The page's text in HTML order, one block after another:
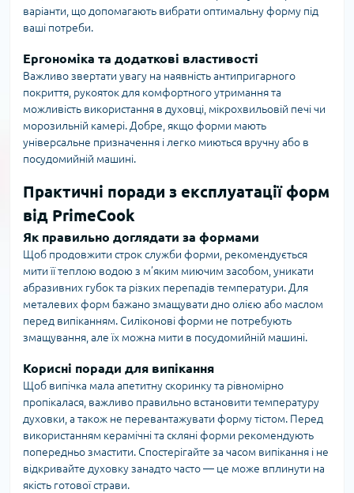
варіанти, що допомагають вибрати оптимальну форму під
ваші потреби.
Ергономіка та додаткові властивості
Важливо звертати увагу на наявність антипригарного
покриття, рукояток для комфортного утримання та
можливість використання в духовці, мікрохвильовій печі чи
морозильній камері. Добре, якщо форми мають
універсальне призначення і легко миються вручну або в
посудомийній машині.
Практичні поради з експлуатації форм
від PrimeCook
Як правильно доглядати за формами
Щоб продовжити строк служби форми, рекомендується
мити її теплою водою з м’яким миючим засобом, уникати
абразивних губок та різких перепадів температури. Для
металевих форм бажано змащувати дно олією або маслом
перед випіканням. Силіконові форми не потребують
змащування, але їх можна мити в посудомийній машині.
Корисні поради для випікання
Щоб випічка мала апетитну скоринку та рівномірно
пропікалася, важливо правильно встановити температуру
духовки, а також не перевантажувати форму тістом. Перед
використанням керамічні та скляні форми рекомендують
попередньо змастити. Спостерігайте за часом випікання і не
відкривайте духовку занадто часто — це може вплинути на
якість готової страви.